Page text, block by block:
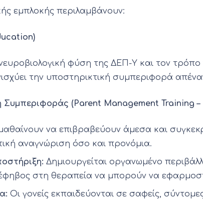
εμπλοκής περιλαμβάνουν:
φύση της ΔΕΠ-Υ και τον
την υποστηρικτική συμπεριφορά
Συμπεριφοράς (Parent Management Training –
να επιβραβεύουν άμεσα και
αναγνώριση όσο και προνόμια.
Δημιουργείται οργανωμένο
στη θεραπεία να μπορούν να
Οι γονείς εκπαιδεύονται σε σαφείς,